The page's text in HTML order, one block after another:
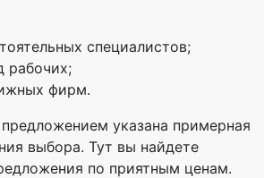
специалистов;
рабочих;
фирм.
указана примерная
выбора. Тут вы найдете
по приятным ценам.